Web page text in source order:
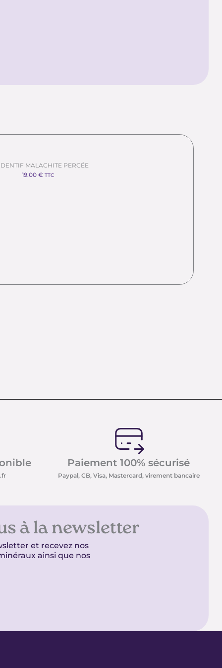
MALACHITE PERCÉE
19.00€ TTC
Paiement 100% sécurisé
Paypal, CB, Visa, Mastercard, virement bancaire
à la newsletter
et recevez nos
ainsi que nos